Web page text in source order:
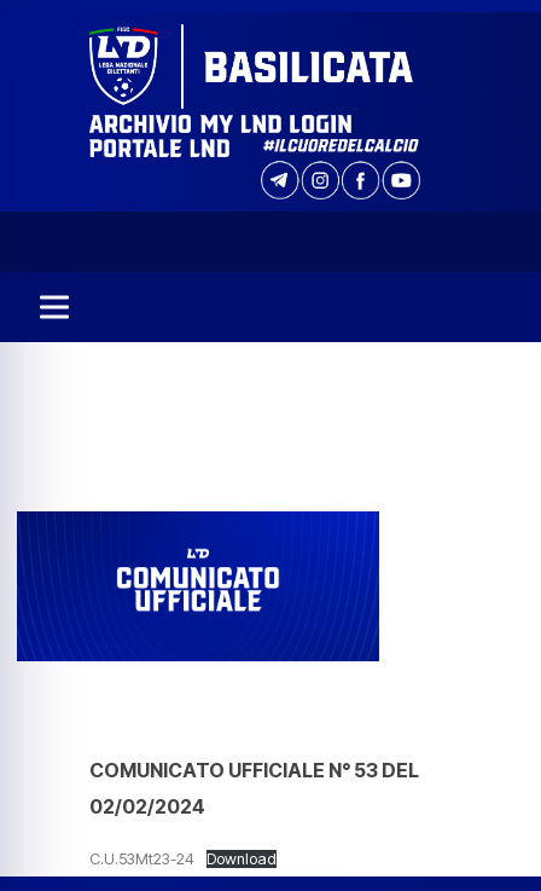
COMUNICATO UFFICIALE N° 53 DEL
02/02/2024
C.U.53Mt23-24 Download